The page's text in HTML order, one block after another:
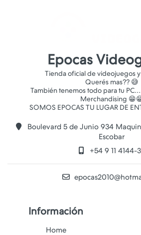
Epocas
Tienda oficial de videojuegos
Querés mas?? 😅
También tenemos todo para tu
Merchandising
Boulevard 5 de Junio 934
Escobar
+54 9 11 4144-
Información
Home